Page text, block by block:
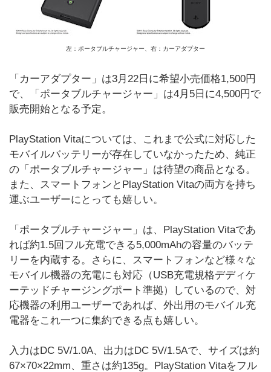
左：ポータブルチャージャー、右：カーアダプター
「カーアダプター」は3月22日に希望小売価格1,500円
で、「ポータブルチャージャー」は4月5日に4,500円で
販売開始となる予定。
PlayStation Vitaについては、これまで公式に対応した
モバイルバッテリーが存在していなかったため、純正
の「ポータブルチャージャー」は待望の商品となる。
また、スマートフォンとPlayStation Vitaの両方を持ち
運ぶユーザーにとっても嬉しい。
「ポータブルチャージャー」は、PlayStation Vitaであ
れば約1.5回フル充電できる5,000mAhの容量のバッテ
リーを内蔵する。さらに、スマートフォンなど様々な
モバイル機器の充電にも対応（USB充電規格デディケ
ーテッドチャージングポート準拠）しているので、対
応機器の利用ユーザーであれば、外出用のモバイル充
電器をこれ一つに集約できる点も嬉しい。
入力はDC 5V/1.0A、出力はDC 5V/1.5Aで、サイズは約
67×70×22mm、重さは約135g。PlayStation Vitaをフル